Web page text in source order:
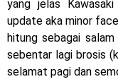
yang jelas
update aka minor
hitung sebagai salam
sebentar lagi brosis
selamat pagi dan